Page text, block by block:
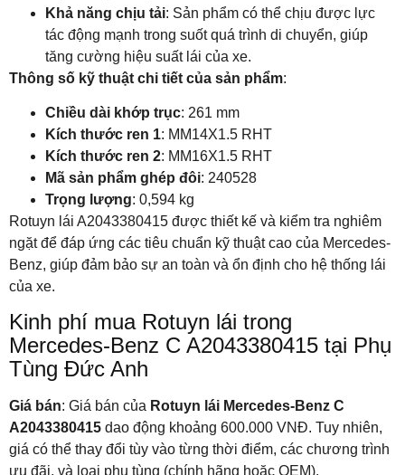
Khả năng chịu tải: Sản phẩm có thể chịu được lực
tác động mạnh trong suốt quá trình di chuyển, giúp
tăng cường hiệu suất lái của xe.
Thông số kỹ thuật chi tiết của sản phẩm:
Chiều dài khớp trục: 261 mm
Kích thước ren 1: MM14X1.5 RHT
Kích thước ren 2: MM16X1.5 RHT
Mã sản phẩm ghép đôi: 240528
Trọng lượng: 0,594 kg
Rotuyn lái A2043380415 được thiết kế và kiểm tra nghiêm
ngặt để đáp ứng các tiêu chuẩn kỹ thuật cao của Mercedes-
Benz, giúp đảm bảo sự an toàn và ổn định cho hệ thống lái
của xe.
Kinh phí mua Rotuyn lái trong
Mercedes-Benz C A2043380415 tại Phụ
Tùng Đức Anh
Giá bán: Giá bán của Rotuyn lái Mercedes-Benz C
A2043380415 dao động khoảng 600.000 VNĐ. Tuy nhiên,
giá có thể thay đổi tùy vào từng thời điểm, các chương trình
ưu đãi, và loại phụ tùng (chính hãng hoặc OEM).